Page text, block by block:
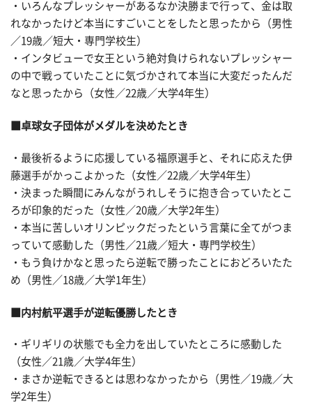
・いろんなプレッシャーがあるなか決勝まで行って、金は取
れなかったけど本当にすごいことをしたと思ったから（男性
／19歳／短大・専門学校生）
・インタビューで女王という絶対負けられないプレッシャー
の中で戦っていたことに気づかされて本当に大変だったんだ
なと思ったから（女性／22歳／大学4年生）
■卓球女子団体がメダルを決めたとき
・最後祈るように応援している福原選手と、それに応えた伊
藤選手がかっこよかった（女性／22歳／大学4年生）
・決まった瞬間にみんながうれしそうに抱き合っていたとこ
ろが印象的だった（女性／20歳／大学2年生）
・本当に苦しいオリンピックだったという言葉に全てがつま
っていて感動した（男性／21歳／短大・専門学校生）
・もう負けかなと思ったら逆転で勝ったことにおどろいたた
め（男性／18歳／大学1年生）
■内村航平選手が逆転優勝したとき
・ギリギリの状態でも全力を出していたところに感動した
（女性／21歳／大学4年生）
・まさか逆転できるとは思わなかったから（男性／19歳／大
学2年生）